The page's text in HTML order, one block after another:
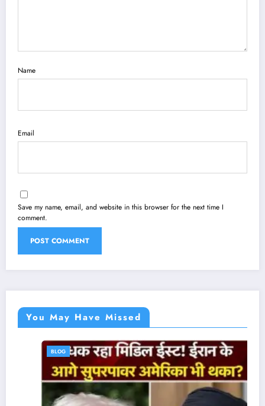
Name
Email
Save my name, email, and website in this browser for the next time I
comment.
You May Have Missed